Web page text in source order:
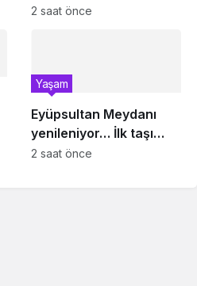
nefes kesti
2 saat önce
Eyüpsultan Meydanı
yenileniyor… İlk taşı
Nuri Aslan koydu
Yaşam
2 saat önce